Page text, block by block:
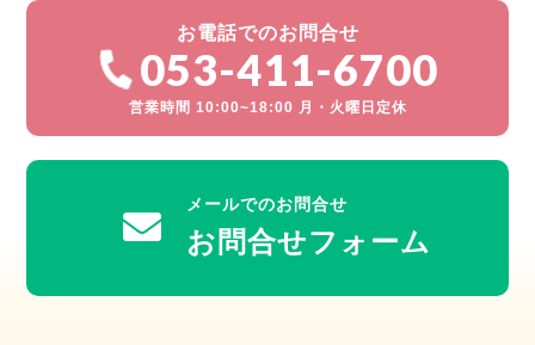
お電話でのお問合せ
053-411-6700
営業時間 10:00~18:00 月・火曜日定休
メールでのお問合せ
お問合せフォーム